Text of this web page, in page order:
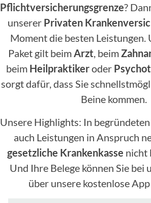
Pflichtversicherungsgrenze?
unserer Privaten
Moment die besten Leistungen.
Paket gilt beimArzt, beim
beim Heilpraktikeroder
sorgt dafür, dass Sie
Beine kommen.
Unsere Highlights: In
auch Leistungen in Anspruch
gesetzliche Krankenkasse nicht
Und Ihre Belege können Sie bei
über unsere kostenlose